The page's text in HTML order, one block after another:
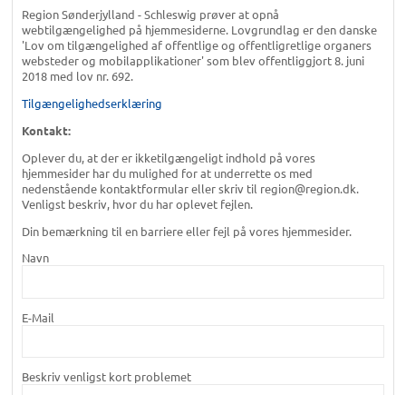
Region Sønderjylland - Schleswig prøver at opnå
webtilgængelighed på hjemmesiderne. Lovgrundlag er den danske
'Lov om tilgængelighed af offentlige og offentligretlige organers
websteder og mobilapplikationer' som blev offentliggjort 8. juni
2018 med lov nr. 692.
Tilgængelighedserklæring
Kontakt:
Oplever du, at der er ikketilgængeligt indhold på vores
hjemmesider har du mulighed for at underrette os med
nedenstående kontaktformular eller skriv til region@region.dk.
Venligst beskriv, hvor du har oplevet fejlen.
Din bemærkning til en barriere eller fejl på vores hjemmesider.
Navn
E-Mail
Beskriv venligst kort problemet